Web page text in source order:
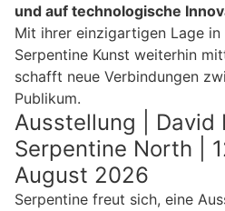
und auf technologische
Mit ihrer einzigartigen Lage
Serpentine Kunst weiterhin
schafft neue Verbindungen
Publikum.
Ausstellung | David
Serpentine North |
August 2026
Serpentine freut sich, eine